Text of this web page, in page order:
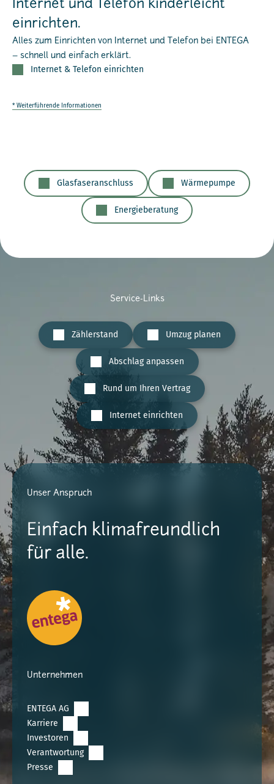
Internet und Telefon kinderleicht
einrichten.
Alles zum Einrichten von Internet und Telefon bei ENTEGA
– schnell und einfach erklärt.
Internet & Telefon einrichten
* Weiterführende Informationen
Glasfaseranschluss Wärmepumpe
Energieberatung
Service-Links
Zählerstand Umzug planen
Abschlag anpassen
Rund um Ihren Vertrag
Internet einrichten
Unser Anspruch
Einfach klimafreundlich
für alle.
Unternehmen
ENTEGA AG
Karriere
Investoren
Verantwortung
Presse